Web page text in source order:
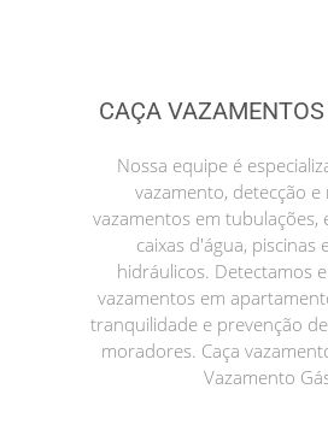
CAÇA
Nossa equipe é
vazamento, detecção
vazamentos em tubulações,
caixas d'água, piscinas
hidráulicos. Detectamos
vazamentos em
tranquilidade e prevenção
moradores. Caça
Vazamento